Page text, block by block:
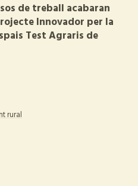
de treball acabaran
Innovador per la
Test Agraris de
rural